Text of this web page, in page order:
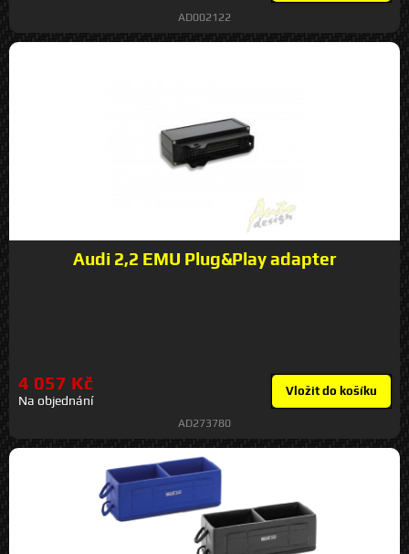
AD002122
Audi 2,2 EMU Plug&Play adapter
4 057 Kč
Na objednání
Vložit do košíku
AD273780